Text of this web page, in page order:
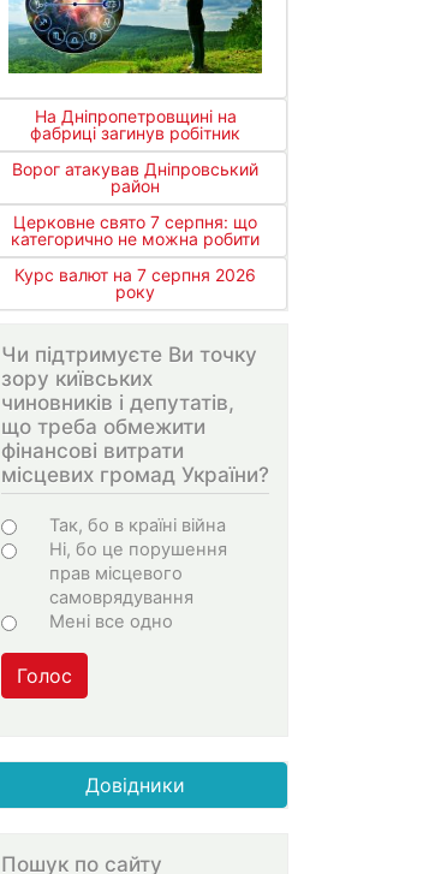
На Дніпропетровщині на
фабриці загинув робітник
Ворог атакував Дніпровський
район
Церковне свято 7 серпня: що
категорично не можна робити
Курс валют на 7 серпня 2026
року
Чи підтримуєте Ви точку
зору київських
чиновників і депутатів,
що треба обмежити
фінансові витрати
місцевих громад України?
Choices
Так, бо в країні війна
Ні, бо це порушення
прав місцевого
самоврядування
Мені все одно
Голос
Довідники
Пошук по сайту